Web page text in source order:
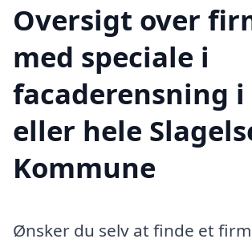
Oversigt over
med speciale i
facaderensning i
eller hele
Kommune
Ønsker du selv at finde et